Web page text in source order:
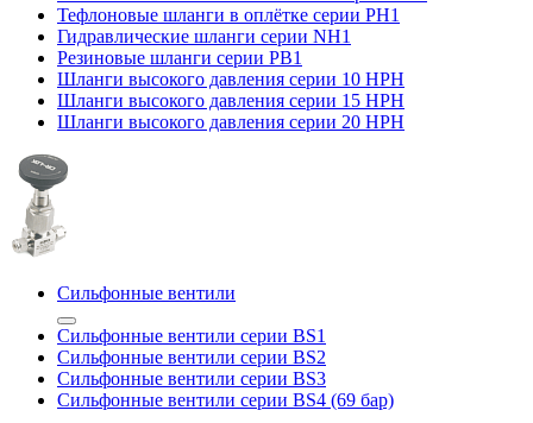
Тефлоновые шланги в оплётке серии PH1
Гидравлические шланги серии NH1
Резиновые шланги серии PB1
Шланги высокого давления серии 10 HPH
Шланги высокого давления серии 15 HPH
Шланги высокого давления серии 20 HPH
Сильфонные вентили
Сильфонные вентили серии BS1
Сильфонные вентили серии BS2
Сильфонные вентили серии BS3
Сильфонные вентили серии BS4 (69 бар)